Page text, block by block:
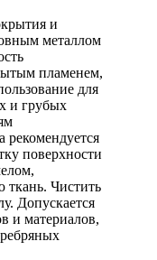
и
металлом
пламенем,
для
и грубых
рекомендуется
поверхности
Чистить
Допускается
и материалов,